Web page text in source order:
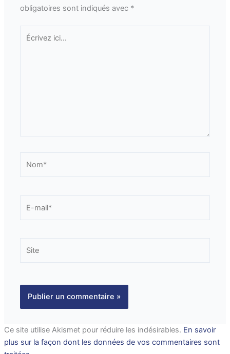
obligatoires sont indiqués avec *
Écrivez
ici…
mail*
Ce site utilise Akismet pour réduire les indésirables. En savoir
plus sur la façon dont les données de vos commentaires sont